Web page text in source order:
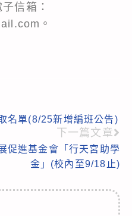
信箱：
。
名單(8/25新增編班公告)
下一篇文章
促進基金會「行天宮助學
金」(校內至9/18止)